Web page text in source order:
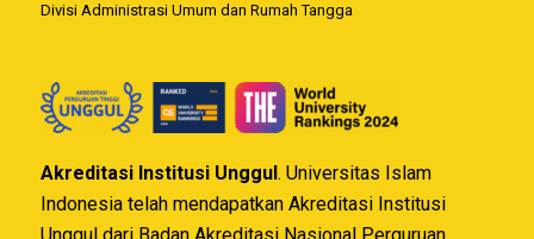
Divisi Administrasi Umum dan Rumah Tangga
Akreditasi Institusi Unggul . Universitas Islam
Indonesia telah mendapatkan Akreditasi Institusi